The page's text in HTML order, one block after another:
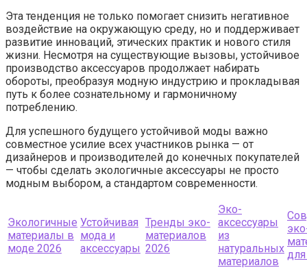
Эта тенденция не только помогает снизить негативное
воздействие на окружающую среду, но и поддерживает
развитие инноваций, этических практик и нового стиля
жизни. Несмотря на существующие вызовы, устойчивое
производство аксессуаров продолжает набирать
обороты, преобразуя модную индустрию и прокладывая
путь к более сознательному и гармоничному
потреблению.
Для успешного будущего устойчивой моды важно
совместное усилие всех участников рынка — от
дизайнеров и производителей до конечных покупателей
— чтобы сделать экологичные аксессуары не просто
модным выбором, а стандартом современности.
Экологичные
материалы в
моде 2026
Устойчивая
мода и
аксессуары
Тренды эко-
материалов
2026
Эко-
аксессуары
из
натуральных
материалов